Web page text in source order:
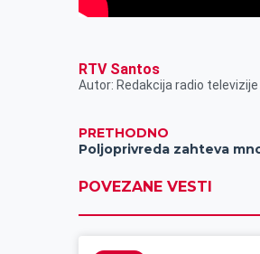
RTV Santos
Autor: Redakcija radio
PRETHODNO
Poljoprivreda zahteva
POVEZANE VESTI